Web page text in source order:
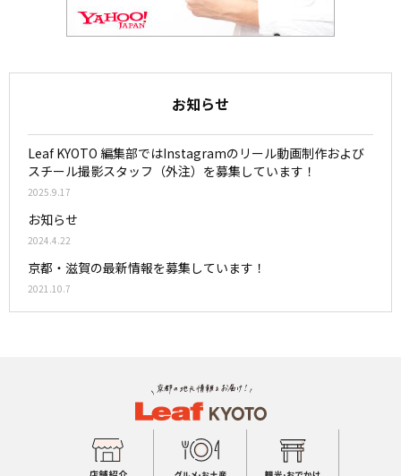
お知らせ
Leaf KYOTO 編集部ではInstagramのリール動画制作および
スチール撮影スタッフ（外注）を募集しています！
2025.9.17
お知らせ
2024.4.22
京都・滋賀の最新情報を募集しています！
2021.10.7